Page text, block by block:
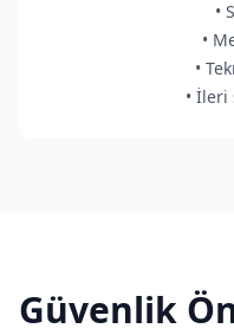
•
•
•
• İleri
Güvenlik